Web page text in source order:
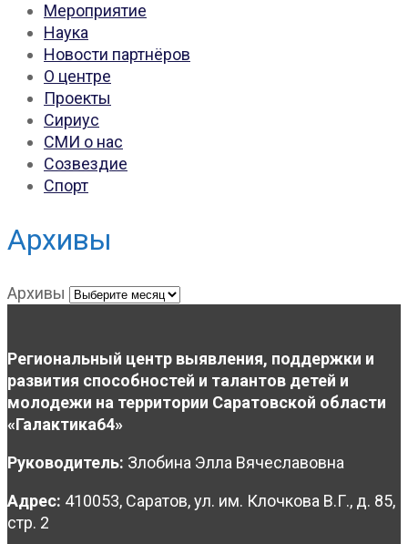
Мероприятие
Наука
Новости партнёров
О центре
Проекты
Сириус
СМИ о нас
Созвездие
Спорт
Архивы
Архивы
Региональный центр выявления, поддержки и
развития способностей и талантов детей и
молодежи на территории Саратовской области
«Галактика64»
Руководитель: Злобина Элла Вячеславовна
Адрес: 410053, Саратов, ул. им. Клочкова В.Г., д. 85,
стр. 2